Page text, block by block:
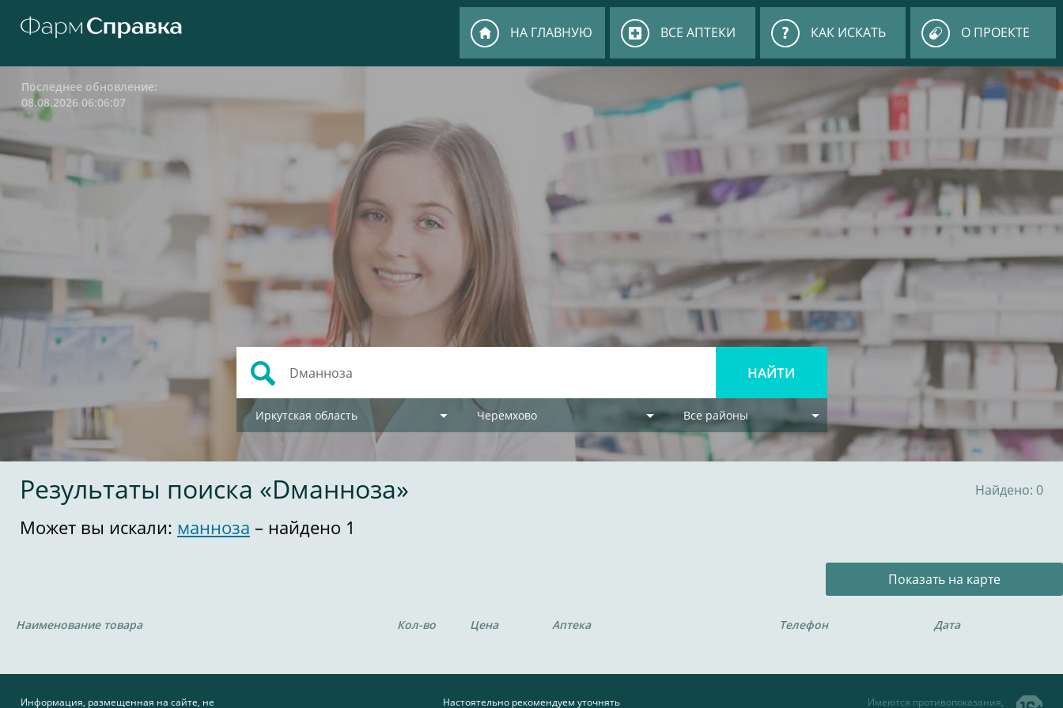
НА ГЛАВНУЮ ВСЕ АПТЕКИ КАК ИСКАТЬ О ПРОЕКТЕ
Последнее обновление:
08.08.2026 06:06:07
Иркутская область Черемхово Все районы
Результаты поиска «Dманноза» Найдено: 0
Может вы искали: манноза – найдено 1
Показать на карте
Наименование товара Кол-во Цена Аптека Телефон Дата
Информация, размещенная на сайте, не Настоятельно рекомендуем уточнять Имеются противопоказания,